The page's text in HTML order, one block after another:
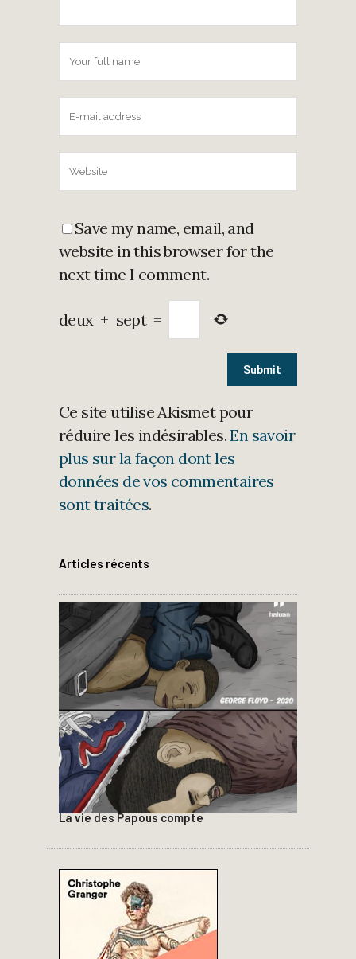
Save my name, email, and
website in this browser for the
next time I comment.
deux + sept =
Ce site utilise Akismet pour
réduire les indésirables.En savoir
plus sur la façon dont les
données de vos commentaires
sont traitées.
Articles récents
La vie des Papous compte